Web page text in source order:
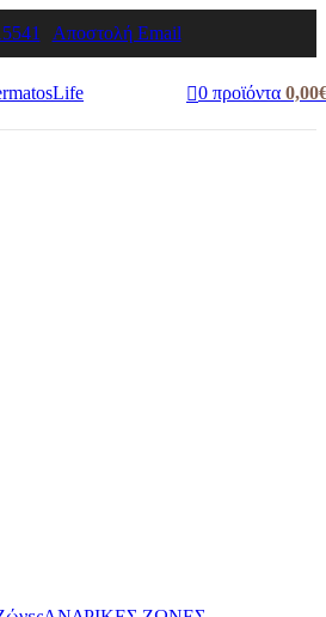
Αποστολή Email
0 προϊόντα 0,00